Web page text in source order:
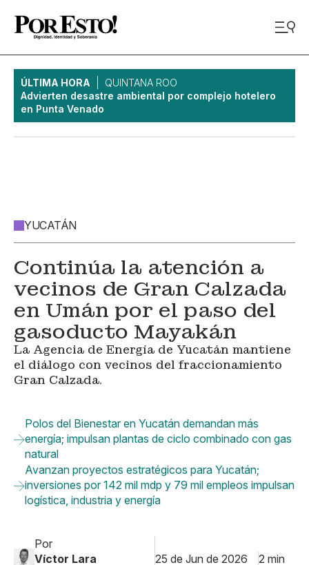
ÚLTIMA HORA
QUINTANA ROO
Advierten desastre ambiental por complejo hotelero
en Punta Venado
YUCATÁN
Continúa la atención a
vecinos de Gran Calzada
en Umán por el paso del
gasoducto Mayakán
La Agencia de Energía de Yucatán mantiene
el diálogo con vecinos del fraccionamiento
Gran Calzada.
Polos del Bienestar en Yucatán demandan más
energía; impulsan plantas de ciclo combinado con gas
natural
Avanzan proyectos estratégicos para Yucatán;
inversiones por 142 mil mdp y 79 mil empleos impulsan
logística, industria y energía
Por
Víctor Lara
25 de Jun de 2026 2 min